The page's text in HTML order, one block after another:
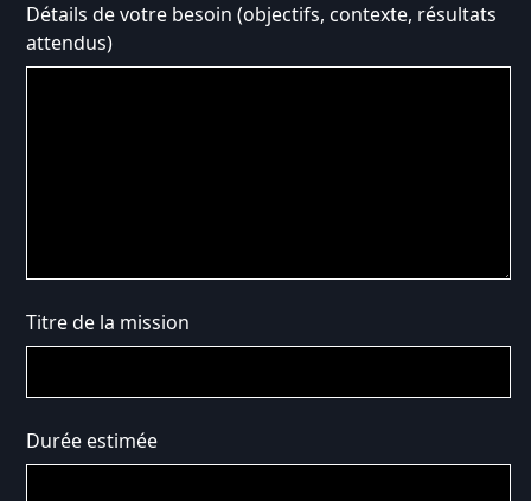
Détails de votre besoin (objectifs, contexte, résultats
attendus)
Titre de la mission
Durée estimée